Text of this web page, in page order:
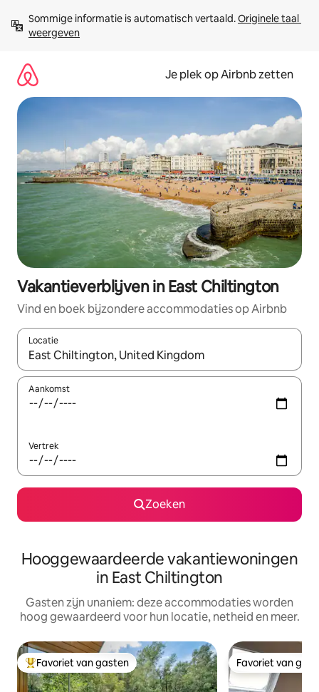
direct
naar
Sommige informatie is automatisch vertaald. Originele taal
weergeven
Je plek op Airbnb zetten
Vakantieverblijven in East Chiltington
Vind en boek bijzondere accommodaties op Airbnb
Locatie
Wanneer er resultaten beschikbaar zijn, maak je een keuze
Aankomst
Vertrek
Zoeken
Hooggewaardeerde vakantiewoningen
in East Chiltington
Gasten zijn unaniem: deze accommodaties worden
hoog gewaardeerd voor hun locatie, netheid en meer.
Topfavoriet van gasten
Favoriet van gasten Favoriet van
Favoriet van